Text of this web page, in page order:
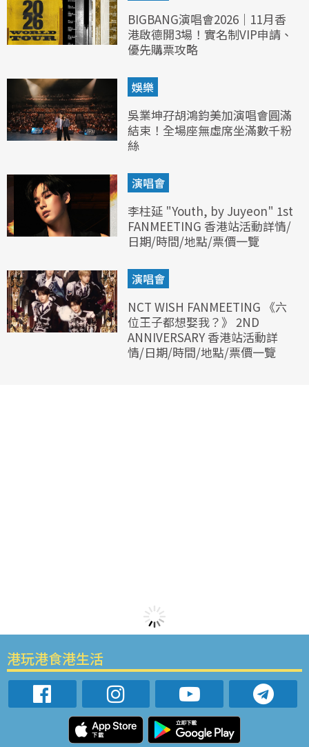
BIGBANG演唱會2026｜11月香
港啟德開3場！實名制VIP申請、
優先購票攻略
娛樂
吳業坤孖胡鴻鈞美加演唱會圓滿
結束！全場座無虛席坐滿數千粉
絲
演唱會
李柱延 "Youth, by Juyeon" 1st
FANMEETING 香港站活動詳情/
日期/時間/地點/票價一覽
演唱會
NCT WISH FANMEETING 《六
位王子都想娶我？》 2ND
ANNIVERSARY 香港站活動詳
情/日期/時間/地點/票價一覽
港玩港食港生活